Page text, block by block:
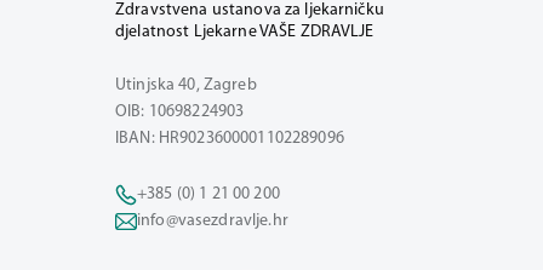
Zdravstvena ustanova za ljekarničku
djelatnost Ljekarne VAŠE ZDRAVLJE
Utinjska 40, Zagreb
OIB: 10698224903
IBAN: HR9023600001102289096
+385 (0) 1 21 00 200
info@vasezdravlje.hr